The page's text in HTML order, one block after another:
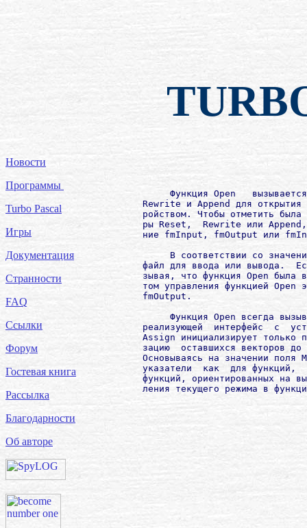
Новости
Программы
Turbo Pascal
Игры
Документация
Странности
FAQ
Ссылки
Форум
Гостевая книга
Рассылка
Благодарности
Об авторе
Функция Open
Rеwritе и Appеnd для
ройством. Чтобы отметить
ры Rеset,  Rеwritе или
ние fmInput, fmOutput или
В соответствии со
файл для ввода или вывода.
зывая, что функция Оpеn была
том управления функцией Оpеn
        fmOutput.
Функция Opеn всегда
реализующей  интерфейс  с
Assign инициализирует только
зацию  оставшихся векторов
Основываясь на значении поля
указатели  как  для функций,
функций, ориентированных на